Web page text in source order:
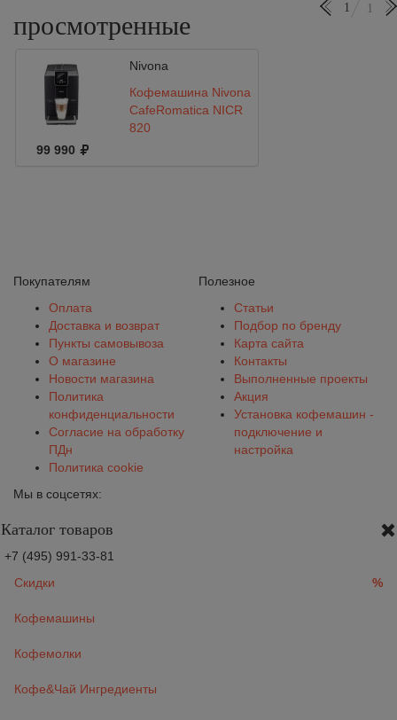
просмотренные
1 1
Nivona
Кофемашина Nivona
CafeRomatica NICR
820
99 990
Покупателям
Оплата
Доставка и возврат
Пункты самовывоза
О магазине
Новости магазина
Политика
конфиденциальности
Согласие на обработку
ПДн
Политика cookie
Полезное
Статьи
Подбор по бренду
Карта сайта
Контакты
Выполненные проекты
Акция
Установка кофемашин -
подключение и
настройка
Мы в соцсетях:
Каталог товаров
+7 (495) 991-33-81
Скидки
%
Кофемашины
Кофемолки
Кофе&Чай Ингредиенты